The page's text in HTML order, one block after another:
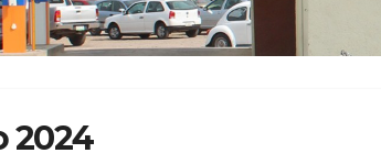
2024